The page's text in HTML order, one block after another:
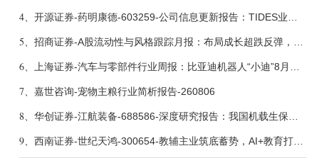
4、
5、
6、
7、 嘉世咨询-宠物主粮行业简析报告-260806
8、
9、 西南证券-世纪天鸿-300654-教辅主业筑底蓄势，AI+教育打开第二曲线-260729